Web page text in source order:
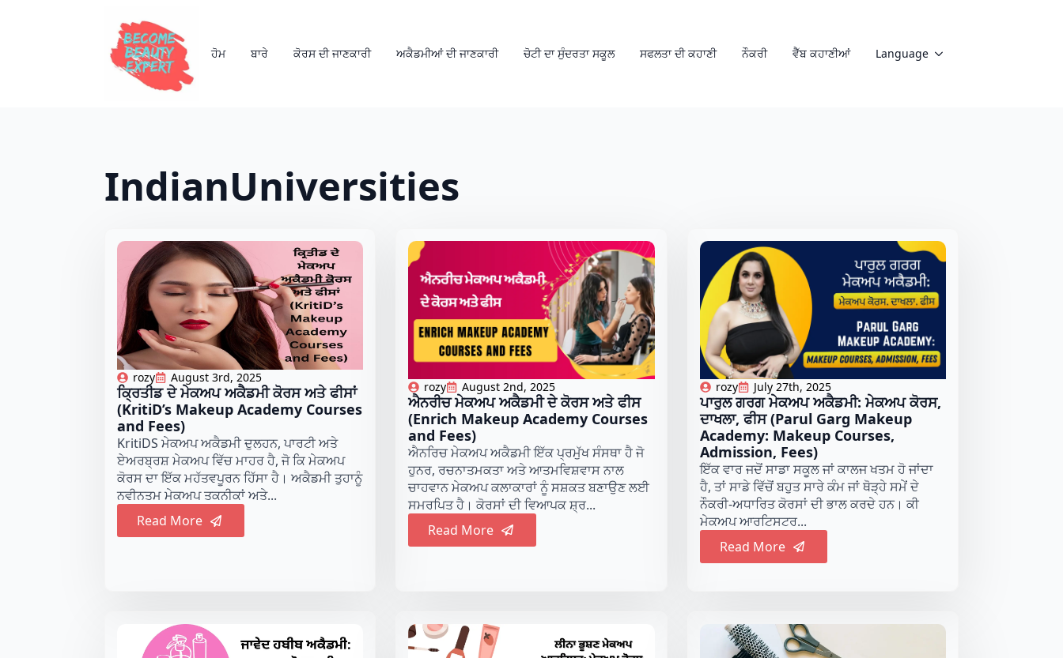
ਹੋਮ ਬਾਰੇ ਕੋਰਸ ਦੀ ਜਾਣਕਾਰੀ ਅਕੈਡਮੀਆਂ ਦੀ ਜਾਣਕਾਰੀ ਚੋਟੀ ਦਾ ਸੁੰਦਰਤਾ ਸਕੂਲ ਸਫਲਤਾ ਦੀ ਕਹਾਣੀ ਨੌਕਰੀ ਵੈੱਬ ਕਹਾਣੀਆਂ Language
IndianUniversities
rozy August 3rd, 2025
ਕ੍ਰਿਤੀਡ ਦੇ ਮੇਕਅਪ ਅਕੈਡਮੀ ਕੋਰਸ ਅਤੇ ਫੀਸਾਂ
(KritiD’s Makeup Academy Courses
and Fees)
KritiDS ਮੇਕਅਪ ਅਕੈਡਮੀ ਦੁਲਹਨ, ਪਾਰਟੀ ਅਤੇ
ਏਅਰਬ੍ਰਸ਼ ਮੇਕਅਪ ਵਿੱਚ ਮਾਹਰ ਹੈ, ਜੋ ਕਿ ਮੇਕਅਪ
ਕੋਰਸ ਦਾ ਇੱਕ ਮਹੱਤਵਪੂਰਨ ਹਿੱਸਾ ਹੈ। ਅਕੈਡਮੀ ਤੁਹਾਨੂੰ
ਨਵੀਨਤਮ ਮੇਕਅਪ ਤਕਨੀਕਾਂ ਅਤੇ...
Read More
rozy August 2nd, 2025
ਐਨਰੀਚ ਮੇਕਅਪ ਅਕੈਡਮੀ ਦੇ ਕੋਰਸ ਅਤੇ ਫੀਸ
(Enrich Makeup Academy Courses
and Fees)
ਐਨਰਿਚ ਮੇਕਅਪ ਅਕੈਡਮੀ ਇੱਕ ਪ੍ਰਮੁੱਖ ਸੰਸਥਾ ਹੈ ਜੋ
ਹੁਨਰ, ਰਚਨਾਤਮਕਤਾ ਅਤੇ ਆਤਮਵਿਸ਼ਵਾਸ ਨਾਲ
ਚਾਹਵਾਨ ਮੇਕਅਪ ਕਲਾਕਾਰਾਂ ਨੂੰ ਸਸ਼ਕਤ ਬਣਾਉਣ ਲਈ
ਸਮਰਪਿਤ ਹੈ। ਕੋਰਸਾਂ ਦੀ ਵਿਆਪਕ ਸ਼੍ਰ...
Read More
rozy July 27th, 2025
ਪਾਰੁਲ ਗਰਗ ਮੇਕਅਪ ਅਕੈਡਮੀ: ਮੇਕਅਪ ਕੋਰਸ,
ਦਾਖਲਾ, ਫੀਸ (Parul Garg Makeup
Academy: Makeup Courses,
Admission, Fees)
ਇੱਕ ਵਾਰ ਜਦੋਂ ਸਾਡਾ ਸਕੂਲ ਜਾਂ ਕਾਲਜ ਖਤਮ ਹੋ ਜਾਂਦਾ
ਹੈ, ਤਾਂ ਸਾਡੇ ਵਿੱਚੋਂ ਬਹੁਤ ਸਾਰੇ ਕੰਮ ਜਾਂ ਥੋੜ੍ਹੇ ਸਮੇਂ ਦੇ
ਨੌਕਰੀ-ਅਧਾਰਿਤ ਕੋਰਸਾਂ ਦੀ ਭਾਲ ਕਰਦੇ ਹਨ। ਕੀ
ਮੇਕਅਪ ਆਰਟਿਸਟਰ...
Read More